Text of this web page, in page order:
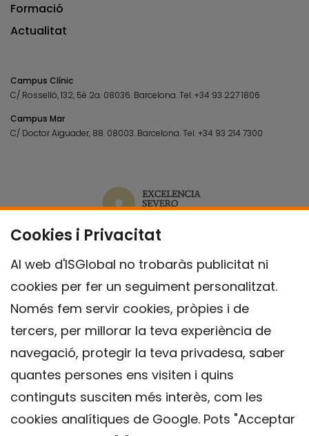
Cookies i Privacitat
Al web d'ISGlobal no trobaràs publicitat ni
cookies per fer un seguiment personalitzat.
Només fem servir cookies, pròpies i de
tercers, per millorar la teva experiència de
navegació, protegir la teva privadesa, saber
quantes persones ens visiten i quins
continguts susciten més interès, com les
cookies analítiques de Google. Pots "Acceptar
Formació
Actualitat
Campus Clínic
C/ Rosselló, 132, 5è 2a. 08036. Barcelona.Tel.+34 93 227 1806
Campus Mar
C/ Doctor Aiguader, 88. 08003. Barcelona.Tel.+34 93 214 7300